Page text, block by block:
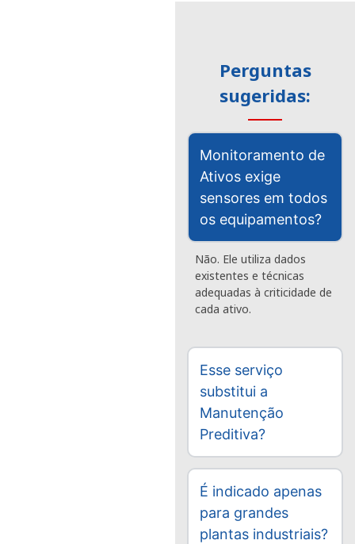
Perguntas
sugeridas:
Monitoramento de
Ativos exige
sensores em todos
os equipamentos?
Não. Ele utiliza dados
existentes e técnicas
adequadas à criticidade de
cada ativo.
Esse serviço
substitui a
Manutenção
Preditiva?
É indicado apenas
para grandes
plantas industriais?